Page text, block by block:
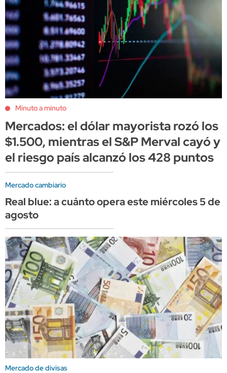
Minuto a minuto
Mercados: el dólar mayorista rozó los
$1.500, mientras el S&P Merval cayó y
el riesgo país alcanzó los 428 puntos
Mercado cambiario
Real blue: a cuánto opera este miércoles 5 de
agosto
Mercado de divisas